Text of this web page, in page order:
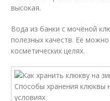
высокая.
Вода из банки с мочёной
полезных качеств. Её
косметических целях.